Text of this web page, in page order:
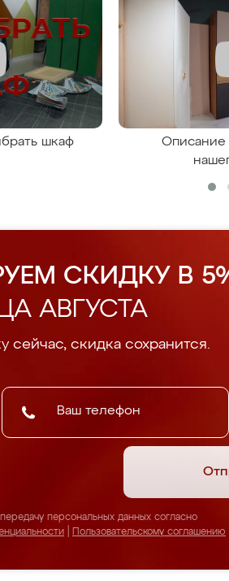
шкаф
Описание
СКИДКУ В
АВГУСТА
сейчас, скидка сохранится.
персональных данных согласно
Пользовательскому соглашению